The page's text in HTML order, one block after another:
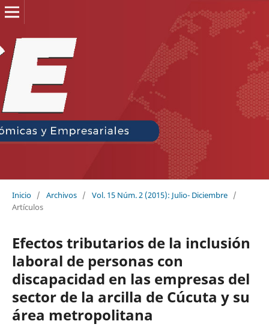
Inicio / Archivos / Vol. 15 Núm. 2 (2015): Julio- Diciembre /
Artículos
Efectos tributarios de la inclusión
laboral de personas con
discapacidad en las empresas del
sector de la arcilla de Cúcuta y su
área metropolitana